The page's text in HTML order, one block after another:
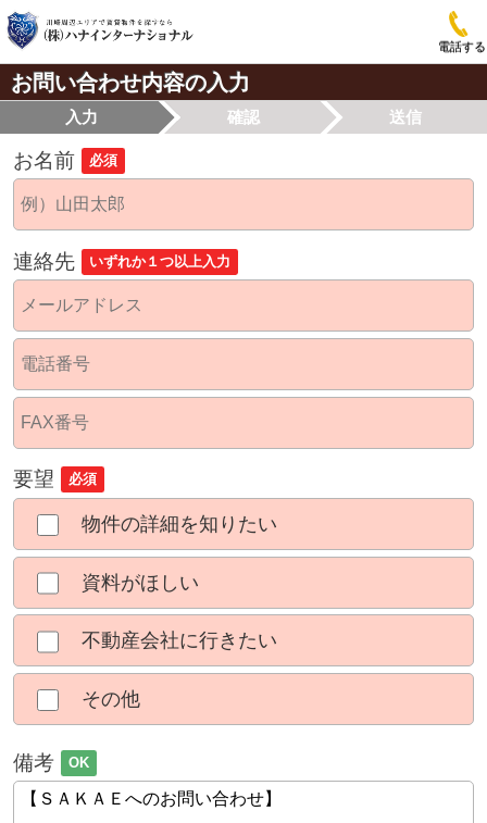
電話する
お問い合わせ内容の入力
入力 確認 送信
お名前 必須
連絡先 いずれか１つ以上入力
要望 必須
物件の詳細を知りたい
資料がほしい
不動産会社に行きたい
その他
備考 OK